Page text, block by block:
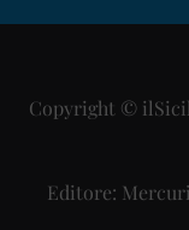
Copyright ©
Editore: